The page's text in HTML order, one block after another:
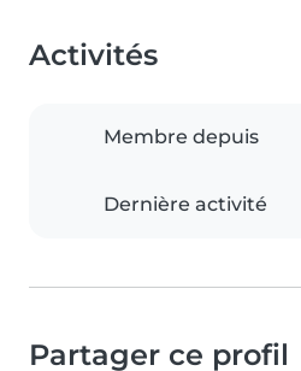
Activités
Membre depuis
Dernière activité
Partager ce profil